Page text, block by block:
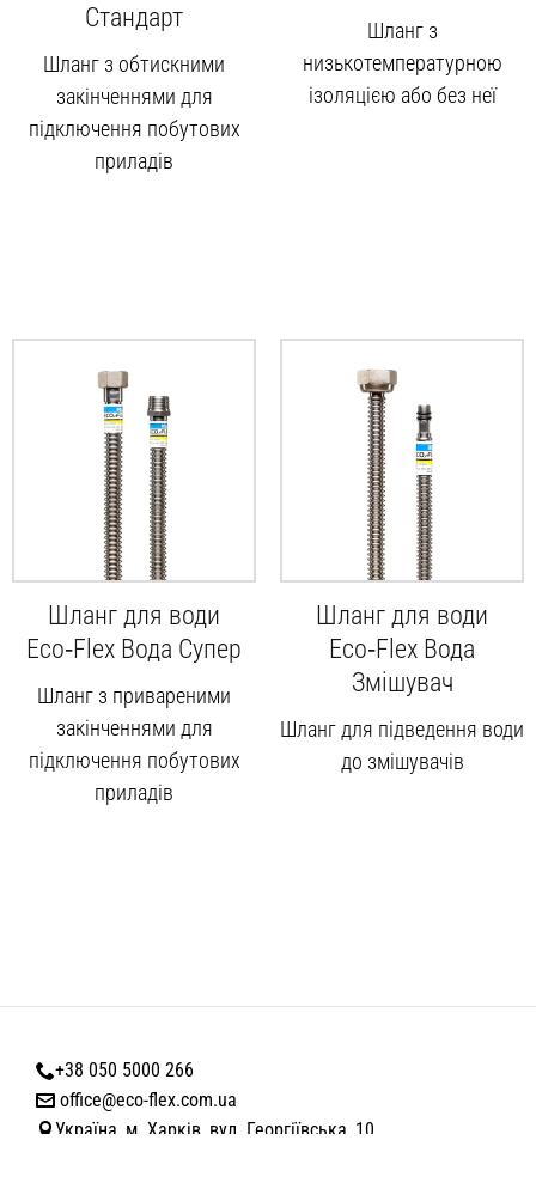
Стандарт
Шланг з обтискними
закінченнями для
підключення побутових
приладів
Шланг з
низькотемпературною
ізоляцією або без неї
Шланг для води
Eco‑Flex Вода Супер
Шланг з привареними
закінченнями для
підключення побутових
приладів
Шланг для води
Eco‑Flex Вода
Змішувач
Шланг для підведення води
до змішувачів
+38 050 5000 266
office@eco-flex.com.ua
Україна, м. Харків, вул. Георгіївська, 10